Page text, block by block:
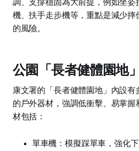
調、支撐穩固為大前提，例如坐姿
機、扶手走步機等，重點是減少摔
的風險。
公園「長者健體園地
康文署的「長者健體園地」內設有
的戶外器材，強調低衝擊、易掌握
材包括：
單車機：模擬踩單車，強化